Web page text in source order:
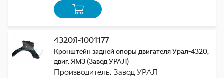
4320Я-1001177
Кронштейн задней опоры двигателя Урал-4320,
двиг. ЯМЗ (Завод УРАЛ)
Производитель: Завод УРАЛ